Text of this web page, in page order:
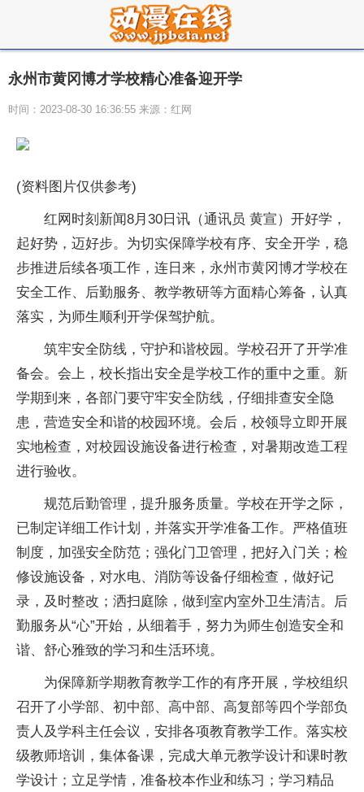
永州市黄冈博才学校精心准备迎开学
时间：2023-08-30 16:36:55 来源：红网
(资料图片仅供参考)
红网时刻新闻8月30日讯（通讯员 黄宣）开好学，
起好势，迈好步。为切实保障学校有序、安全开学，稳
步推进后续各项工作，连日来，永州市黄冈博才学校在
安全工作、后勤服务、教学教研等方面精心筹备，认真
落实，为师生顺利开学保驾护航。
筑牢安全防线，守护和谐校园。学校召开了开学准
备会。会上，校长指出安全是学校工作的重中之重。新
学期到来，各部门要守牢安全防线，仔细排查安全隐
患，营造安全和谐的校园环境。会后，校领导立即开展
实地检查，对校园设施设备进行检查，对暑期改造工程
进行验收。
规范后勤管理，提升服务质量。学校在开学之际，
已制定详细工作计划，并落实开学准备工作。严格值班
制度，加强安全防范；强化门卫管理，把好入门关；检
修设施设备，对水电、消防等设备仔细检查，做好记
录，及时整改；洒扫庭除，做到室内室外卫生清洁。后
勤服务从“心”开始，从细着手，努力为师生创造安全和
谐、舒心雅致的学习和生活环境。
为保障新学期教育教学工作的有序开展，学校组织
召开了小学部、初中部、高中部、高复部等四个学部负
责人及学科主任会议，安排各项教育教学工作。落实校
级教师培训，集体备课，完成大单元教学设计和课时教
学设计；立足学情，准备校本作业和练习；学习精品